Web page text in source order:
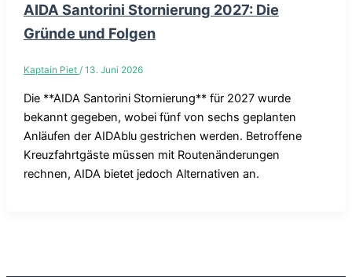
AIDA Santorini Stornierung 2027: Die
Gründe und Folgen
Kaptain Piet / 13. Juni 2026
Die **AIDA Santorini Stornierung** für 2027 wurde
bekannt gegeben, wobei fünf von sechs geplanten
Anläufen der AIDAblu gestrichen werden. Betroffene
Kreuzfahrtgäste müssen mit Routenänderungen
rechnen, AIDA bietet jedoch Alternativen an.